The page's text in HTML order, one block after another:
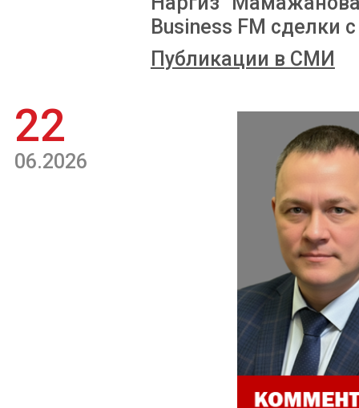
Business FM
Публикации в СМИ
22
06.2026